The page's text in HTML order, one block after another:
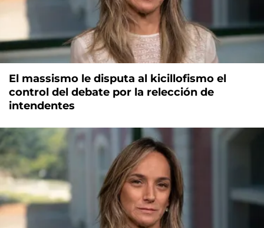
El massismo le disputa al kicillofismo el
control del debate por la relección de
intendentes